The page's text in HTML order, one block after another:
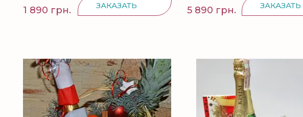
1 890 грн. ЗАКАЗАТЬ 5 890 грн. ЗАКАЗАТЬ